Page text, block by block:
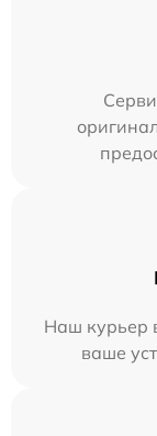
Наш курьер
ваше